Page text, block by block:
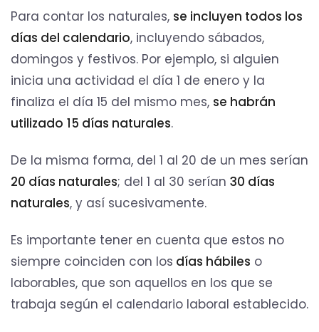
Para contar los naturales, se incluyen todos los
días del calendario, incluyendo sábados,
domingos y festivos. Por ejemplo, si alguien
inicia una actividad el día 1 de enero y la
finaliza el día 15 del mismo mes, se habrán
utilizado 15 días naturales.
De la misma forma, del 1 al 20 de un mes serían
20 días naturales; del 1 al 30 serían 30 días
naturales, y así sucesivamente.
Es importante tener en cuenta que estos no
siempre coinciden con los días hábiles o
laborables, que son aquellos en los que se
trabaja según el calendario laboral establecido.